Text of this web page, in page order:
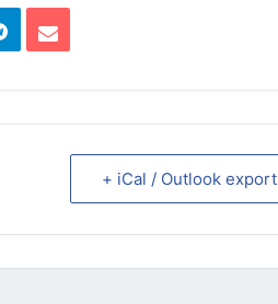
+ iCal / Outlook export